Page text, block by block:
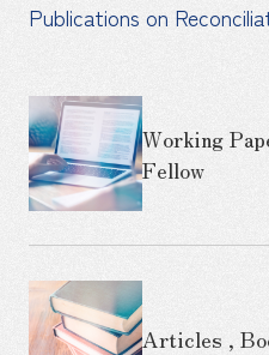
Publications on
Working
Fellow
Articles ,